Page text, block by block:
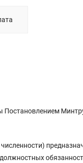
Постановлением